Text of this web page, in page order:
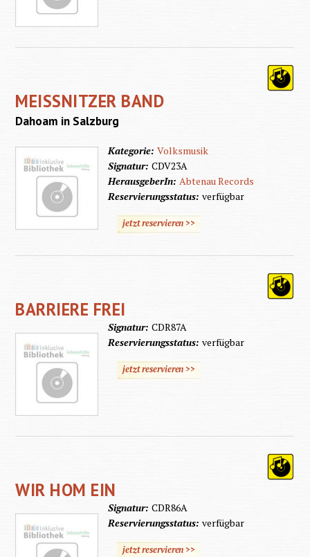
MEISSNITZER BAND
Dahoam in Salzburg
Kategorie:Volksmusik
Signatur:CDV23A
HerausgeberIn:Abtenau Records
Reservierungsstatus:verfügbar
jetzt reservieren >>
BARRIERE FREI
Signatur:CDR87A
Reservierungsstatus:verfügbar
jetzt reservieren >>
WIR HOM EIN
Signatur:CDR86A
Reservierungsstatus:verfügbar
jetzt reservieren >>